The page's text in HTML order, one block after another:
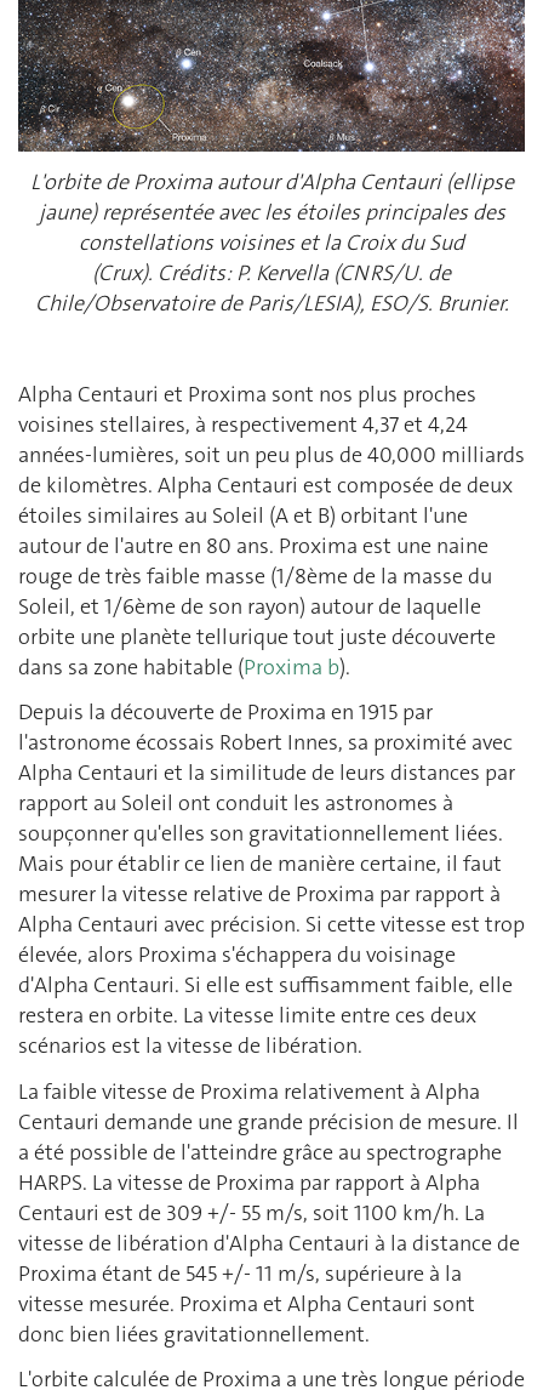
L'orbite de Proxima autour d'Alpha Centauri (ellipse
jaune) représentée avec les étoiles principales des
constellations voisines et la Croix du Sud
(Crux). Crédits: P. Kervella (CNRS/U. de
Chile/Observatoire de Paris/LESIA), ESO/S. Brunier.
Alpha Centauri et Proxima sont nos plus proches
voisines stellaires, à respectivement 4,37 et 4,24
années-lumières, soit un peu plus de 40,000 milliards
de kilomètres. Alpha Centauri est composée de deux
étoiles similaires au Soleil (A et B) orbitant l'une
autour de l'autre en 80 ans. Proxima est une naine
rouge de très faible masse (1/8ème de la masse du
Soleil, et 1/6ème de son rayon) autour de laquelle
orbite une planète tellurique tout juste découverte
dans sa zone habitable (Proxima b).
Depuis la découverte de Proxima en 1915 par
l'astronome écossais Robert Innes, sa proximité avec
Alpha Centauri et la similitude de leurs distances par
rapport au Soleil ont conduit les astronomes à
soupçonner qu'elles son gravitationnellement liées.
Mais pour établir ce lien de manière certaine, il faut
mesurer la vitesse relative de Proxima par rapport à
Alpha Centauri avec précision. Si cette vitesse est trop
élevée, alors Proxima s'échappera du voisinage
d'Alpha Centauri. Si elle est suffisamment faible, elle
restera en orbite. La vitesse limite entre ces deux
scénarios est la vitesse de libération.
La faible vitesse de Proxima relativement à Alpha
Centauri demande une grande précision de mesure. Il
a été possible de l'atteindre grâce au spectrographe
HARPS. La vitesse de Proxima par rapport à Alpha
Centauri est de 309 +/- 55 m/s, soit 1100 km/h. La
vitesse de libération d'Alpha Centauri à la distance de
Proxima étant de 545 +/- 11 m/s, supérieure à la
vitesse mesurée. Proxima et Alpha Centauri sont
donc bien liées gravitationnellement.
L'orbite calculée de Proxima a une très longue période